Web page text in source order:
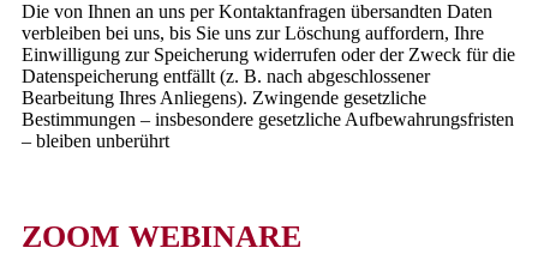
Die von Ihnen an uns per Kontaktanfragen übersandten Daten
verbleiben bei uns, bis Sie uns zur Löschung auffordern, Ihre
Einwilligung zur Speicherung widerrufen oder der Zweck für die
Datenspeicherung entfällt (z. B. nach abgeschlossener
Bearbeitung Ihres Anliegens). Zwingende gesetzliche
Bestimmungen – insbesondere gesetzliche Aufbewahrungsfristen
– bleiben unberührt
ZOOM WEBINARE